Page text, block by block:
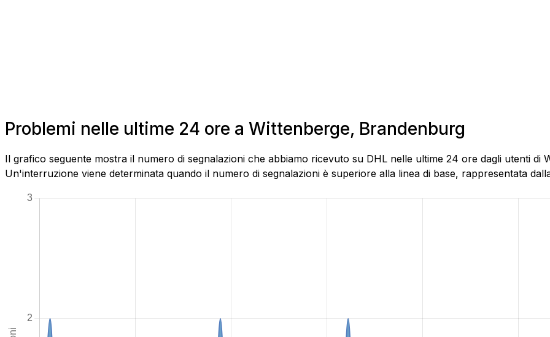
Problemi nelle ultime 24 ore a Wittenberge, Brandenburg
Il grafico seguente mostra il numero di segnalazioni che abbiamo ricevuto su DHL nelle ultime 24 ore dagli utenti di
Un'interruzione viene determinata quando il numero di segnalazioni è superiore alla linea di base, rappresentata